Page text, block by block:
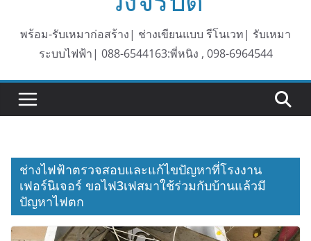
พร้อม-รับเหมาก่อสร้าง| ช่างเขียนแบบ รีโนเวท| รับเหมา
ระบบไฟฟ้า| 088-6544163:พี่หนิง , 098-6964544
ช่างไฟฟ้าตรวจสอบและแก้ไขปัญหาที่โรงงาน
เฟอร์นิเจอร์ ขอไฟ3เฟสมาใช้ร่วมกับบ้านแล้วมี
ปัญหาไฟตก